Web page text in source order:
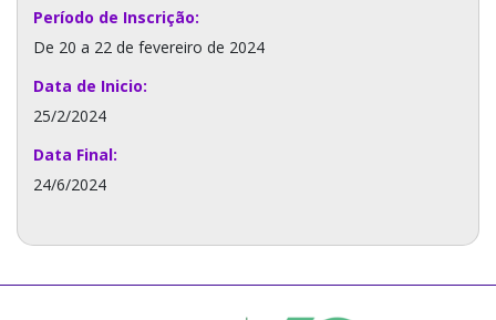
Período de Inscrição:
De 20 a 22 de fevereiro de 2024
Data de Inicio:
25/2/2024
Data Final:
24/6/2024